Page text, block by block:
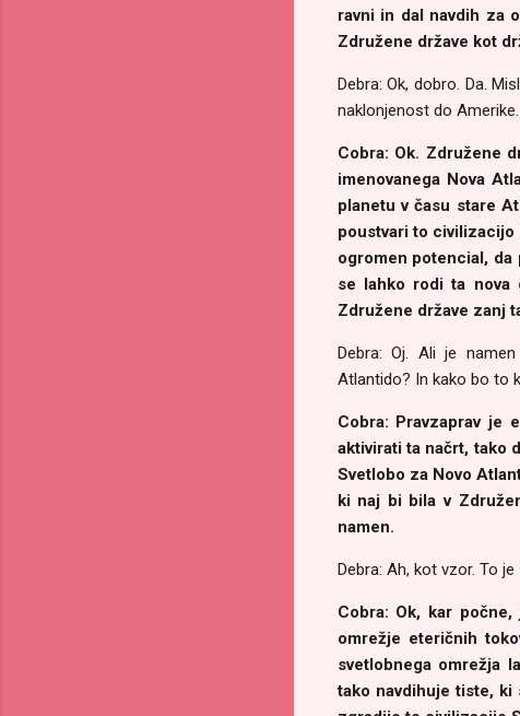
ravni in dal navdih za
Združene države kot
Debra: Ok, dobro. Da.
naklonjenost do
Cobra: Ok. Združene
imenovanega Nova
planetu v času stare
poustvari to civilizacijo
ogromen potencial, da
se lahko rodi ta
Združene države zanj
Debra: Oj. Ali je
Atlantido? In kako bo to
Cobra: Pravzaprav je
aktivirati ta načrt, tako
Svetlobo za Novo
ki naj bi bila v
namen.
Debra: Ah, kot vzor. To
Cobra: Ok, kar
omrežje eteričnih
svetlobnega omrežja
tako navdihuje tiste, ki